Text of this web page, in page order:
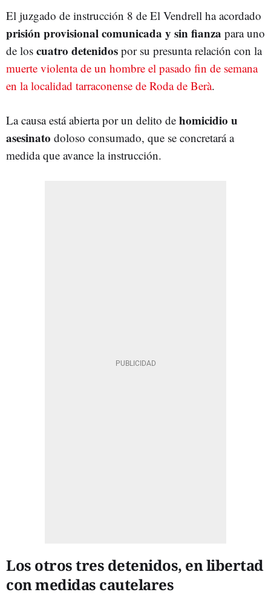
El juzgado de instrucción 8 de El Vendrell ha acordado
prisión provisional comunicada y sin fianza para uno
de los cuatro detenidos por su presunta relación con la
muerte violenta de un hombre el pasado fin de semana
en la localidad tarraconense de Roda de Berà.
La causa está abierta por un delito de homicidio u
asesinato doloso consumado, que se concretará a
medida que avance la instrucción.
Los otros tres detenidos, en libertad
con medidas cautelares